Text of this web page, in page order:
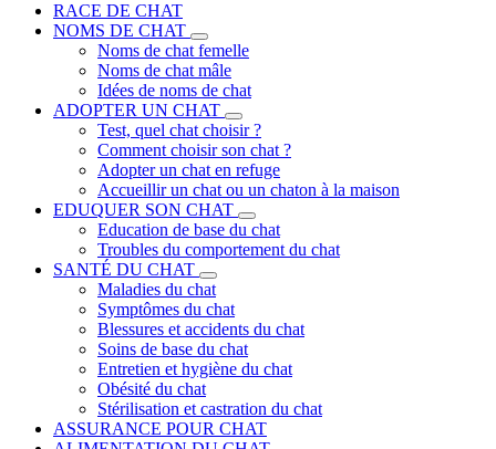
RACE DE CHAT
NOMS DE CHAT
Noms de chat femelle
Noms de chat mâle
Idées de noms de chat
ADOPTER UN CHAT
Test, quel chat choisir ?
Comment choisir son chat ?
Adopter un chat en refuge
Accueillir un chat ou un chaton à la maison
EDUQUER SON CHAT
Education de base du chat
Troubles du comportement du chat
SANTÉ DU CHAT
Maladies du chat
Symptômes du chat
Blessures et accidents du chat
Soins de base du chat
Entretien et hygiène du chat
Obésité du chat
Stérilisation et castration du chat
ASSURANCE POUR CHAT